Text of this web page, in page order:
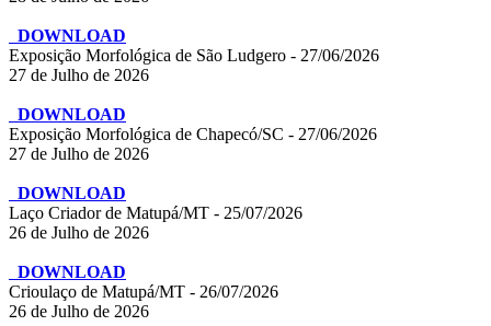
DOWNLOAD
Exposição Morfológica de São Ludgero - 27/06/2026
27 de Julho de 2026
DOWNLOAD
Exposição Morfológica de Chapecó/SC - 27/06/2026
27 de Julho de 2026
DOWNLOAD
Laço Criador de Matupá/MT - 25/07/2026
26 de Julho de 2026
DOWNLOAD
Crioulaço de Matupá/MT - 26/07/2026
26 de Julho de 2026